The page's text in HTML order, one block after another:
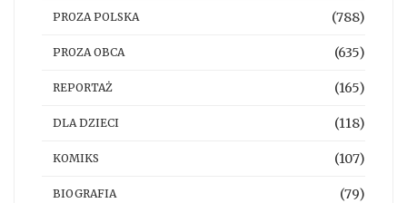
PROZA POLSKA (788)
PROZA OBCA (635)
REPORTAŻ (165)
DLA DZIECI (118)
KOMIKS (107)
BIOGRAFIA (79)